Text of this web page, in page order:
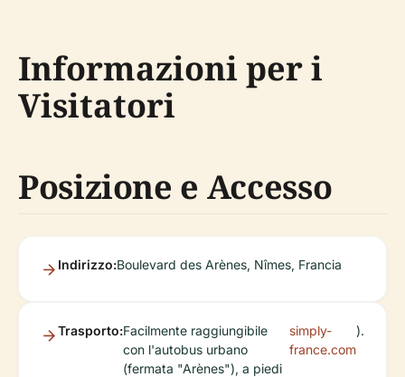
Informazioni per i
Visitatori
Posizione e Accesso
Indirizzo:Boulevard des Arènes, Nîmes, Francia
Trasporto:Facilmente raggiungibile
con l'autobus urbano
(fermata "Arènes"), a piedi
simply-
france.com
).